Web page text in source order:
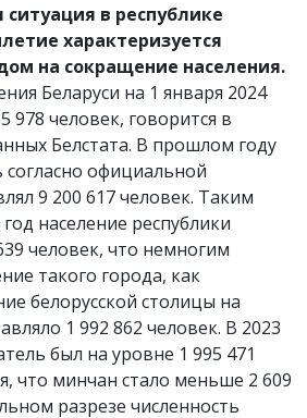
в республике
характеризуется
на сокращение населения.
Беларуси на 1 января 2024
978 человек, говорится в
Белстата. В прошлом году
официальной
9 200 617 человек. Таким
население республики
человек, что немногим
такого города, как
белорусской столицы на
1 992 862 человек. В 2023
был на уровне 1 995 471
что минчан стало меньше 2 609
разрезе численность